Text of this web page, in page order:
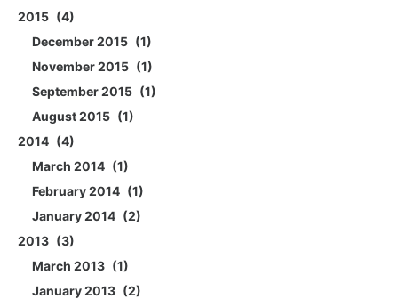
2015
4
December 2015
1
November 2015
1
September 2015
1
August 2015
1
2014
4
March 2014
1
February 2014
1
January 2014
2
2013
3
March 2013
1
January 2013
2